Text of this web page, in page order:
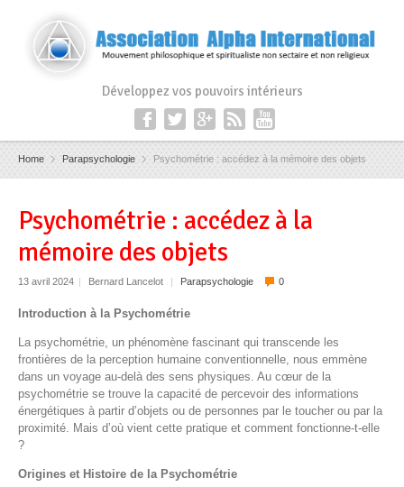
Développez vos pouvoirs intérieurs
Home Parapsychologie Psychométrie : accédez à la mémoire des objets
Psychométrie : accédez à la
mémoire des objets
13 avril 2024 | Bernard Lancelot | Parapsychologie 0
Introduction à la Psychométrie
La psychométrie, un phénomène fascinant qui transcende les
frontières de la perception humaine conventionnelle, nous emmène
dans un voyage au-delà des sens physiques. Au cœur de la
psychométrie se trouve la capacité de percevoir des informations
énergétiques à partir d’objets ou de personnes par le toucher ou par la
proximité. Mais d’où vient cette pratique et comment fonctionne-t-elle
?
Origines et Histoire de la Psychométrie